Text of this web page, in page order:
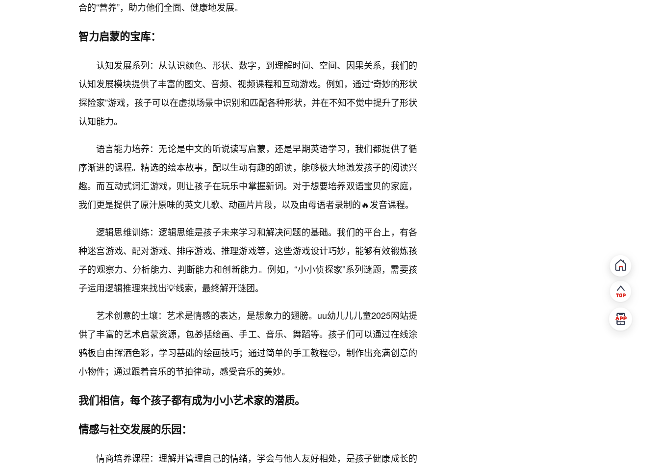
合的“营养”，助力他们全面、健康地发展。
智力启蒙的宝库：
认知发展系列：从认识颜色、形状、数字，到理解时间、空间、因果关系，我们的
认知发展模块提供了丰富的图文、音频、视频课程和互动游戏。例如，通过“奇妙的形状
探险家”游戏，孩子可以在虚拟场景中识别和匹配各种形状，并在不知不觉中提升了形状
认知能力。
语言能力培养：无论是中文的听说读写启蒙，还是早期英语学习，我们都提供了循
序渐进的课程。精选的绘本故事，配以生动有趣的朗读，能够极大地激发孩子的阅读兴
趣。而互动式词汇游戏，则让孩子在玩乐中掌握新词。对于想要培养双语宝贝的家庭，
我们更是提供了原汁原味的英文儿歌、动画片片段，以及由母语者录制的🔥发音课程。
逻辑思维训练：逻辑思维是孩子未来学习和解决问题的基础。我们的平台上，有各
种迷宫游戏、配对游戏、排序游戏、推理游戏等，这些游戏设计巧妙，能够有效锻炼孩
子的观察力、分析能力、判断能力和创新能力。例如，“小小侦探家”系列谜题，需要孩
子运用逻辑推理来找出💡线索，最终解开谜团。
艺术创意的土壤：艺术是情感的表达，是想象力的翅膀。uu幼儿儿儿童2025网站提
供了丰富的艺术启蒙资源，包🎁括绘画、手工、音乐、舞蹈等。孩子们可以通过在线涂
鸦板自由挥洒色彩，学习基础的绘画技巧；通过简单的手工教程🙂，制作出充满创意的
小物件；通过跟着音乐的节拍律动，感受音乐的美妙。
我们相信，每个孩子都有成为小小艺术家的潜质。
情感与社交发展的乐园：
情商培养课程：理解并管理自己的情绪，学会与他人友好相处，是孩子健康成长的